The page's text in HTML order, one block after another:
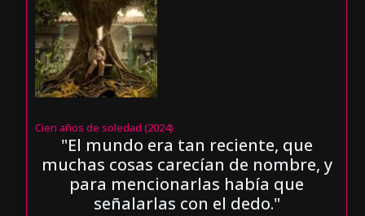
Cien años de soledad (2024)
"El mundo era tan reciente, que
muchas cosas carecían de nombre, y
para mencionarlas había que
señalarlas con el dedo."